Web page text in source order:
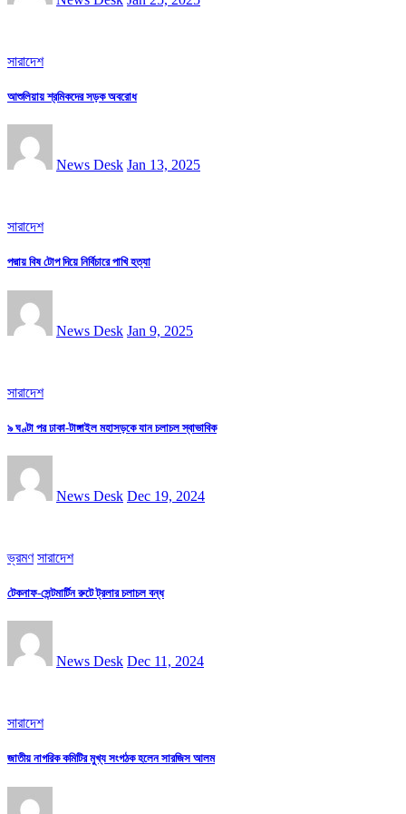
সারাদেশ
আশুলিয়ায় শ্রমিকদের সড়ক অবরোধ
News Desk Jan 13, 2025
সারাদেশ
পদ্মায় বিষ টোপ দিয়ে নির্বিচারে পাখি হত্যা
News Desk Jan 9, 2025
সারাদেশ
৯ ঘণ্টা পর ঢাকা-টাঙ্গাইল মহাসড়কে যান চলাচল স্বাভাবিক
News Desk Dec 19, 2024
ভ্রমণ সারাদেশ
টেকনাফ-সেন্টমার্টিন রুটে ট্রলার চলাচল বন্ধ
News Desk Dec 11, 2024
সারাদেশ
জাতীয় নাগরিক কমিটির মুখ্য সংগঠক হলেন সারজিস আলম